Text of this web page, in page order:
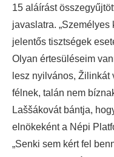
15 aláírást
javaslatra.
jelentős tisztségek
Olyan értesüléseim
lesz nyilvános, Žilinkát
félnek, talán nem
Laššákovát bántja,
elnökeként a Népi
„Senki sem kért fel